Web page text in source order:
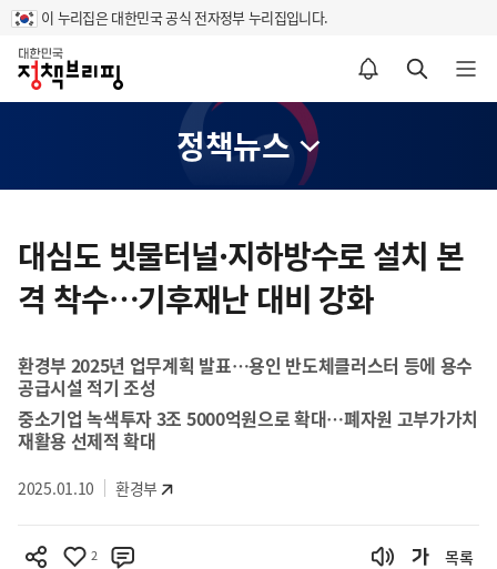
이 누리집은 대한민국 공식 전자정부 누리집입니다.
홈
알림설정 바로가기 검색 바로가기 메뉴 열기
정책뉴스
텐
츠
영
대심도 빗물터널·지하방수로 설치 본
격 착수…기후재난 대비 강화
환경부 2025년 업무계획 발표…용인 반도체클러스터 등에 용수
공급시설 적기 조성
중소기업 녹색투자 3조 5000억원으로 확대…폐자원 고부가가치
재활용 선제적 확대
2025.01.10 환경부
2 목록